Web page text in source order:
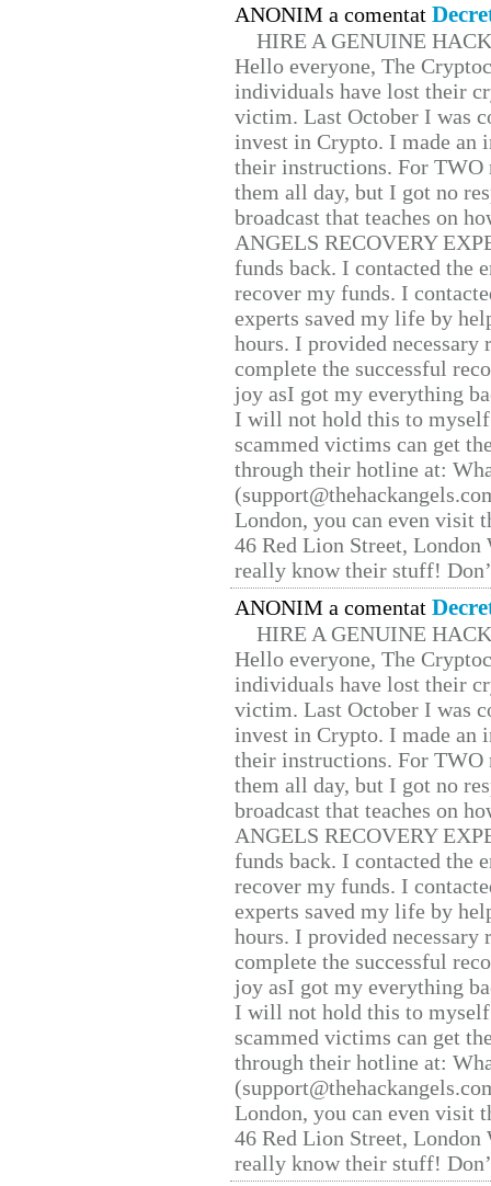
ANONIM a comentat
HIRE A GENUINE
Hello everyone, The
individuals have lost their
victim. Last October I was
invest in Crypto. I made
their instructions. For TWO
them all day, but I got no
broadcast that teaches on
ANGELS RECOVERY
funds back. I contacted the
recover my funds. I
experts saved my life by
hours. I provided
complete the successful
joy asI got my everything
I will not hold this to
scammed victims can get
through their hotline at:
London, you can even visit
46 Red Lion Street, London
really know their stuff!
ANONIM a comentat
HIRE A GENUINE
Hello everyone, The
individuals have lost their
victim. Last October I was
invest in Crypto. I made
their instructions. For TWO
them all day, but I got no
broadcast that teaches on
ANGELS RECOVERY
funds back. I contacted the
recover my funds. I
experts saved my life by
hours. I provided
complete the successful
joy asI got my everything
I will not hold this to
scammed victims can get
through their hotline at:
London, you can even visit
46 Red Lion Street, London
really know their stuff!